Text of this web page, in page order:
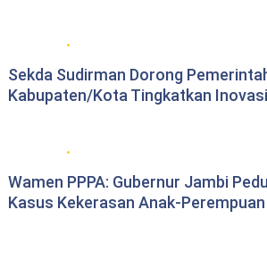
Sekda Sudirman Dorong
Kabupaten/Kota Tingkatkan
Wamen PPPA: Gubernur Jambi
Kasus Kekerasan Anak-Perempuan